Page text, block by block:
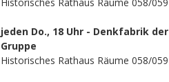
Historisches Rathaus Räume 058/059
jeden Do., 18 Uhr - Denkfabrik der
Gruppe
Historisches Rathaus Räume 058/059